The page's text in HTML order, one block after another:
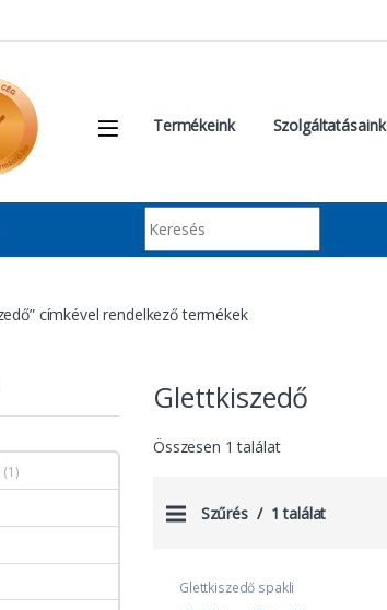
Termékeink Szolgáltatásaink
címkével rendelkező termékek
Glettkiszedő
Összesen 1 találat
Szűrés 1 találat
Glettkiszedő spakli
(1)